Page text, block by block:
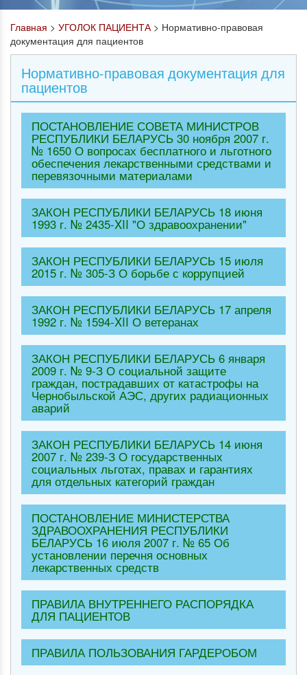
Главная > УГОЛОК ПАЦИЕНТА > Нормативно-правовая
документация для пациентов
Нормативно-правовая документация для
пациентов
ПОСТАНОВЛЕНИЕ СОВЕТА МИНИСТРОВ
РЕСПУБЛИКИ БЕЛАРУСЬ 30 ноября 2007 г.
№ 1650 О вопросах бесплатного и льготного
обеспечения лекарственными средствами и
перевязочными материалами
ЗАКОН РЕСПУБЛИКИ БЕЛАРУСЬ 18 июня
1993 г. № 2435-XII "О здравоохранении"
ЗАКОН РЕСПУБЛИКИ БЕЛАРУСЬ 15 июля
2015 г. № 305-З О борьбе с коррупцией
ЗАКОН РЕСПУБЛИКИ БЕЛАРУСЬ 17 апреля
1992 г. № 1594-XII О ветеранах
ЗАКОН РЕСПУБЛИКИ БЕЛАРУСЬ 6 января
2009 г. № 9-З О социальной защите
граждан, пострадавших от катастрофы на
Чернобыльской АЭС, других радиационных
аварий
ЗАКОН РЕСПУБЛИКИ БЕЛАРУСЬ 14 июня
2007 г. № 239-З О государственных
социальных льготах, правах и гарантиях
для отдельных категорий граждан
ПОСТАНОВЛЕНИЕ МИНИСТЕРСТВА
ЗДРАВООХРАНЕНИЯ РЕСПУБЛИКИ
БЕЛАРУСЬ 16 июля 2007 г. № 65 Об
установлении перечня основных
лекарственных средств
ПРАВИЛА ВНУТРЕННЕГО РАСПОРЯДКА
ДЛЯ ПАЦИЕНТОВ
ПРАВИЛА ПОЛЬЗОВАНИЯ ГАРДЕРОБОМ